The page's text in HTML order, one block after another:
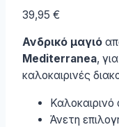
39,95 €
Ανδρικό μαγιό
Mediterranea,
καλοκαιρινές
Καλοκαιρινό
Άνετη